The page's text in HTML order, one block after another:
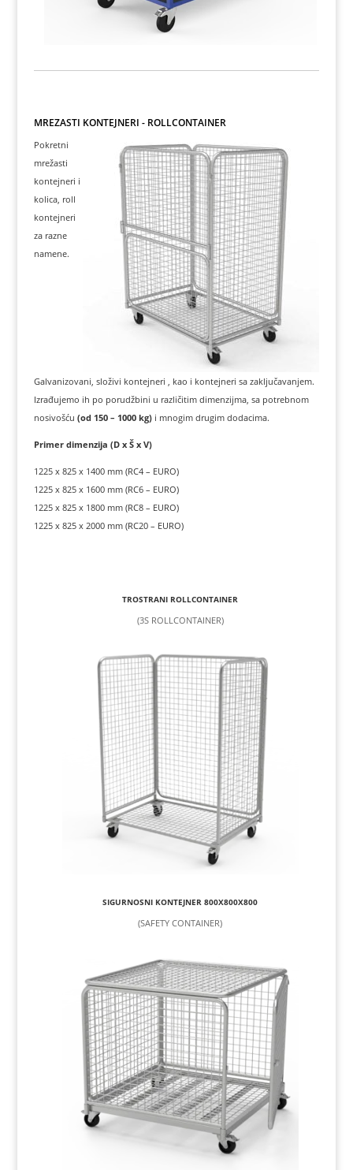
MREŽASTI KONTEJNERI - ROLLCONTAINER
Pokretni
mrežasti
kontejneri i
kolica, roll
kontejneri
za razne
namene.
Galvanizovani, složivi kontejneri , kao i kontejneri sa zaključavanjem.
Izrađujemo ih po porudžbini u različitim dimenzijma, sa potrebnom
nosivošću (od 150 – 1000 kg)i mnogim drugim dodacima.
Primer dimenzija (D x Š x V)
1225 x 825 x 1400 mm (RC4 – EURO)
1225 x 825 x 1600 mm (RC6 – EURO)
1225 x 825 x 1800 mm (RC8 – EURO)
1225 x 825 x 2000 mm (RC20 – EURO)
TROSTRANI ROLLCONTAINER
(3S ROLLCONTAINER)
SIGURNOSNI KONTEJNER 800X800X800
(SAFETY CONTAINER)